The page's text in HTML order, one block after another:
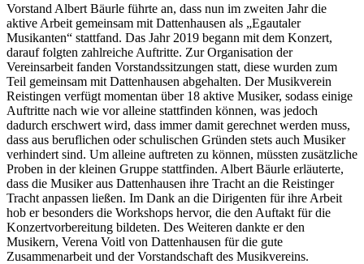
Vorstand Albert Bäurle führte an, dass nun im zweiten Jahr die
aktive Arbeit gemeinsam mit Dattenhausen als „Egautaler
Musikanten“ stattfand. Das Jahr 2019 begann mit dem Konzert,
darauf folgten zahlreiche Auftritte. Zur Organisation der
Vereinsarbeit fanden Vorstandssitzungen statt, diese wurden zum
Teil gemeinsam mit Dattenhausen abgehalten. Der Musikverein
Reistingen verfügt momentan über 18 aktive Musiker, sodass einige
Auftritte nach wie vor alleine stattfinden können, was jedoch
dadurch erschwert wird, dass immer damit gerechnet werden muss,
dass aus beruflichen oder schulischen Gründen stets auch Musiker
verhindert sind. Um alleine auftreten zu können, müssten zusätzliche
Proben in der kleinen Gruppe stattfinden. Albert Bäurle erläuterte,
dass die Musiker aus Dattenhausen ihre Tracht an die Reistinger
Tracht anpassen ließen. Im Dank an die Dirigenten für ihre Arbeit
hob er besonders die Workshops hervor, die den Auftakt für die
Konzertvorbereitung bildeten. Des Weiteren dankte er den
Musikern, Verena Voitl von Dattenhausen für die gute
Zusammenarbeit und der Vorstandschaft des Musikvereins.